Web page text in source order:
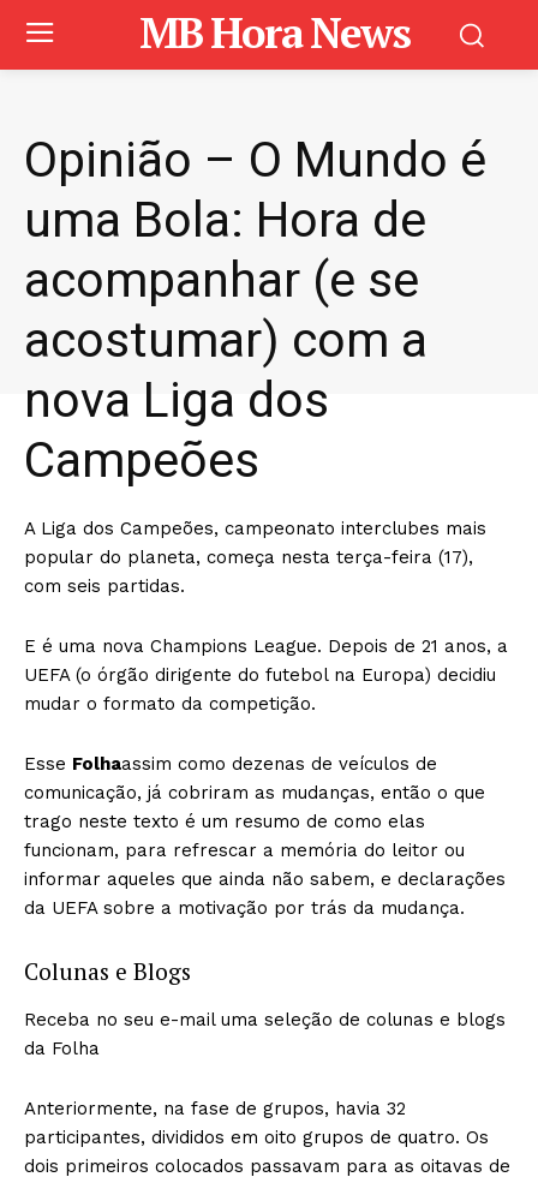
MB Hora News
Opinião – O Mundo é
uma Bola: Hora de
acompanhar (e se
acostumar) com a
nova Liga dos
Campeões
A Liga dos Campeões, campeonato interclubes mais
popular do planeta, começa nesta terça-feira (17),
com seis partidas.
E é uma nova Champions League. Depois de 21 anos, a
UEFA (o órgão dirigente do futebol na Europa) decidiu
mudar o formato da competição.
Esse Folhaassim como dezenas de veículos de
comunicação, já cobriram as mudanças, então o que
trago neste texto é um resumo de como elas
funcionam, para refrescar a memória do leitor ou
informar aqueles que ainda não sabem, e declarações
da UEFA sobre a motivação por trás da mudança.
Colunas e Blogs
Receba no seu e-mail uma seleção de colunas e blogs
da Folha
Anteriormente, na fase de grupos, havia 32
participantes, divididos em oito grupos de quatro. Os
dois primeiros colocados passavam para as oitavas de